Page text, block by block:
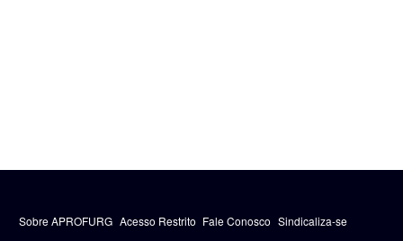
Sobre APROFURG Acesso Restrito Fale Conosco Sindicaliza-se